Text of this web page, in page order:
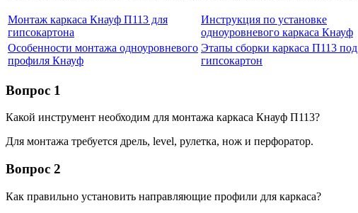
Монтаж каркаса Кнауф П113 для
гипсокартона
Инструкция по установке
одноуровневого каркаса Кнауф
Особенности монтажа одноуровневого
профиля Кнауф
Этапы сборки каркаса П113 под
гипсокартон
Вопрос 1
Какой инструмент необходим для монтажа каркаса Кнауф П113?
Для монтажа требуется дрель, level, рулетка, нож и перфоратор.
Вопрос 2
Как правильно установить направляющие профили для каркаса?